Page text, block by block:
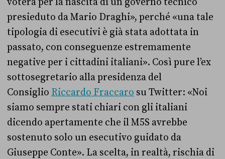
presieduto da Mario Draghi», perché «una tale
tipologia di esecutivi è già stata adottata in
passato, con conseguenze estremamente
negative per i cittadini italiani». Così pure l’ex
sottosegretario alla presidenza del
Consiglio Riccardo Fraccaro su Twitter: «Noi
siamo sempre stati chiari con gli italiani
dicendo apertamente che il M5S avrebbe
sostenuto solo un esecutivo guidato da
Giuseppe Conte». La scelta, in realtà, rischia di